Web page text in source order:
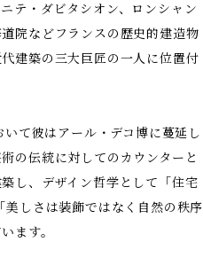
テ・ダビタシオン、ロンシャン
院などフランスの歴史的建造物
建築の三大巨匠の一人に位置付
て彼はアール・デコ博に蔓延し
の伝統に対してのカウンターと
し、デザイン哲学として「住宅
しさは装飾ではなく自然の秩序
ます。